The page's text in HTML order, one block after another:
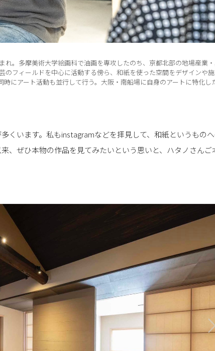
れ。多摩美術大学絵画科で油画を専攻したのち、京都北部の地場産業
フィールドを中心に活動する傍ら、和紙を使った空間をデザインや
にアート活動も並行して行う。大阪・南船場に自身のアートに特化し
います。私もinstagramなどを拝見して、和紙というもの
、ぜひ本物の作品を見てみたいという思いと、ハタノさんご